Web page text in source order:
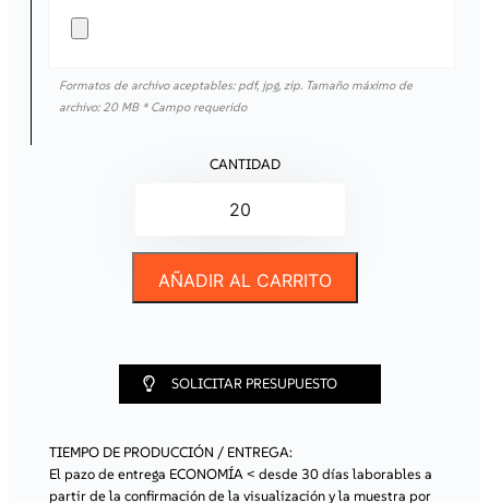
Formatos de archivo aceptables: pdf, jpg, zip. Tamaño máximo de
archivo: 20 MB * Campo requerido
o
a
d
a
j
e
AÑADIR AL CARRITO
SOLICITAR PRESUPUESTO
TIEMPO DE PRODUCCIÓN / ENTREGA:
El pazo de entrega ECONOMÍA< desde 30 días laborables a
partir de la confirmación de la visualización y la muestra por